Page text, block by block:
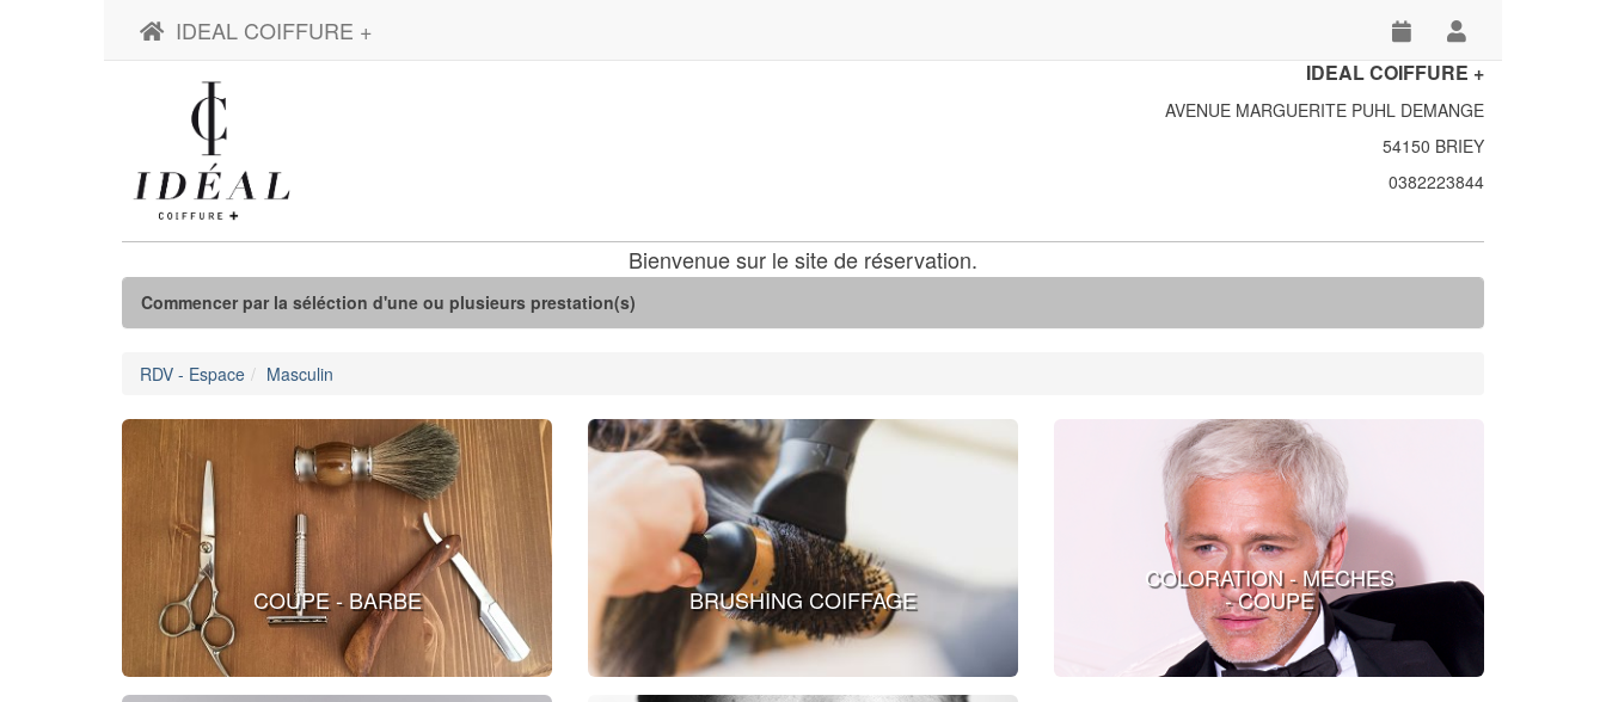
IDEAL COIFFURE +
AVENUE MARGUERITE PUHL DEMANGE
54150 BRIEY
0382223844
Bienvenue sur le site de réservation.
IDEAL COIFFURE +
Commencer par la séléction d'une ou plusieurs prestation(s)
RDV - Espace Masculin
COUPE - BARBE BRUSHING COIFFAGE
COLORATION - MECHES
- COUPE